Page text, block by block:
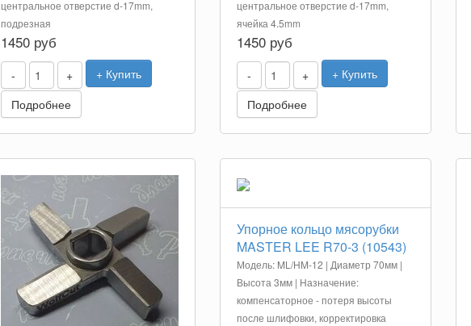
центральное отверстие d-17mm,
подрезная
1450 руб
- +
+ Купить
Подробнее
центральное отверстие d-17mm,
ячейка 4.5mm
1450 руб
- +
+ Купить
Подробнее
Упорное кольцо мясорубки
MASTER LEE R70-3 (10543)
Модель: ML/HM-12 | Диаметр 70мм |
Высота 3мм | Назначение:
компенсаторное - потеря высоты
после шлифовки, корректировка